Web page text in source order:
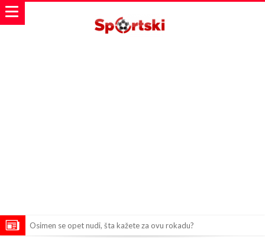
Osimen se opet nudi, šta kažete za ovu rokadu?